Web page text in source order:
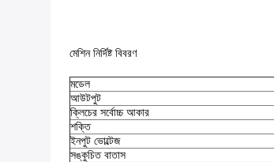
মেশিন নির্দিষ্ট বিবরণ
মডেল
আউটপুট
ক্লিচের সর্বোচ্চ আকার
শক্তি
ইনপুট ভোল্টেজ
সঙ্কুচিত বাতাস